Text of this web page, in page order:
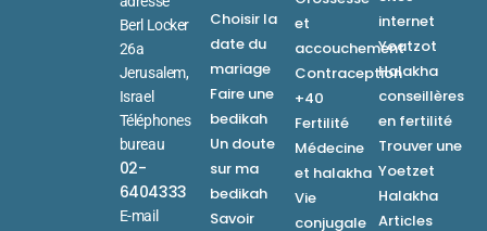
Berl Locker
26a
Jerusalem,
Israel
Téléphones
bureau
02-
6404333
E-mail
Choisir la
date du
mariage
Faire une
bedikah
Un doute
sur ma
bedikah
Savoir
et
accouchement
Contraception
+40
Fertilité
Médecine
et halakha
Vie
conjugale
internet
Yoatzot
Halakha
conseillères
en fertilité
Trouver une
Yoetzet
Halakha
Articles